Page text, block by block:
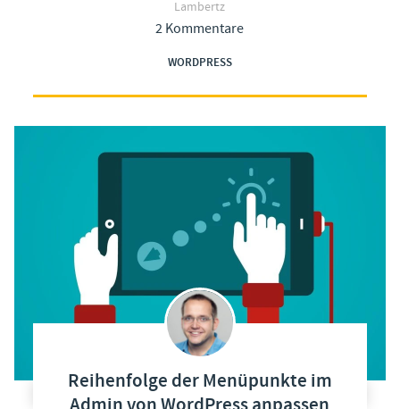
Lambertz
2 Kommentare
WORDPRESS
Reihenfolge der Menüpunkte im